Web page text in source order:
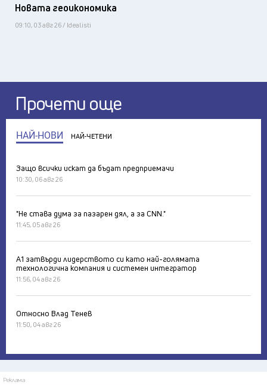
Новата геоикономика
09:10, 03 авг 26 / Idealisti
Прочети още
НАЙ-НОВИ НАЙ-ЧЕТЕНИ
Защо всички искат да бъдат предприемачи
10:30, 06 авг 26
"Не става дума за пазарен дял, а за CNN."
11:45, 05 авг 26
А1 затвърди лидерството си като най-голямата
технологична компания и системен интегратор
11:56, 04 авг 26
Относно Влад Тенев
11:50, 04 авг 26
Реклама